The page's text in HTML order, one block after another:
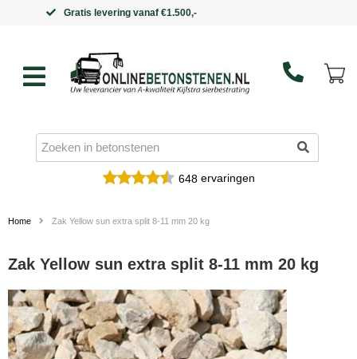
Binnen 5 werkdagen in huis
648ervaringen
Home Zak Yellow sun extra split 8-11 mm 20 kg
Zak Yellow sun extra split 8-11 mm 20 kg